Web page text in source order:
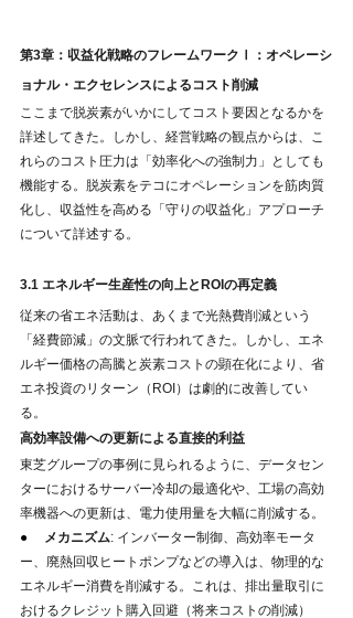
第3章：収益化戦略のフレームワークⅠ：オペレーシ
ョナル・エクセレンスによるコスト削減
ここまで脱炭素がいかにしてコスト要因となるかを
詳述してきた。しかし、経営戦略の観点からは、こ
れらのコスト圧力は「効率化への強制力」としても
機能する。脱炭素をテコにオペレーションを筋肉質
化し、収益性を高める「守りの収益化」アプローチ
について詳述する。
3.1 エネルギー生産性の向上とROIの再定義
従来の省エネ活動は、あくまで光熱費削減という
「経費節減」の文脈で行われてきた。しかし、エネ
ルギー価格の高騰と炭素コストの顕在化により、省
エネ投資のリターン（ROI）は劇的に改善してい
る。
高効率設備への更新による直接的利益
東芝グループの事例に見られるように、データセン
ターにおけるサーバー冷却の最適化や、工場の高効
率機器への更新は、電力使用量を大幅に削減する。
●
メカニズム: インバーター制御、高効率モータ
ー、廃熱回収ヒートポンプなどの導入は、物理的な
エネルギー消費を削減する。これは、排出量取引に
おけるクレジット購入回避（将来コストの削減）